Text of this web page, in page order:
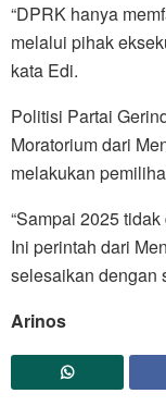
“DPRK hanya
melalui pihak
kata Edi.
Politisi Partai
Moratorium dari
melakukan
“Sampai 2025
Ini perintah dari
selesaikan dengan
Arinos